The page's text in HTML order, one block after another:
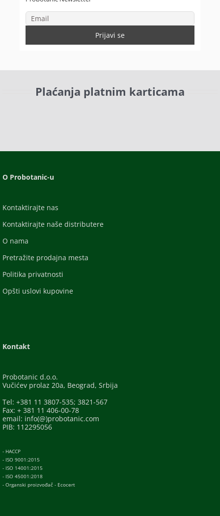
Plaćanja platnim karticama
O Probotanic-u
Kontaktirajte nas
Kontaktirajte naše distributere
O nama
Pretražite prodajna mesta
Politika privatnosti
Opšti uslovi kupovine
Kontakt
Probotanic d.o.o.
Vučićev prolaz 20a, Beograd, Srbija
Tel: +381 11 3807-535; 3821-567
Fax: + 381 11 406-00-78
email: info(@)probotanic.com
PIB: 112295056
- HACCP
- ISO 9001:2015
- ISO 14001:2015
- ISO 45001:2018
- Organski proizvođač - Ecocert